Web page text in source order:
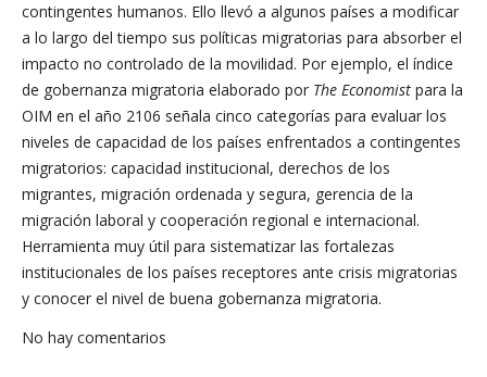
contingentes humanos. Ello llevó a algunos países a modificar
a lo largo del tiempo sus políticas migratorias para absorber el
impacto no controlado de la movilidad. Por ejemplo, el índice
de gobernanza migratoria elaborado por The Economist para la
OIM en el año 2106 señala cinco categorías para evaluar los
niveles de capacidad de los países enfrentados a contingentes
migratorios: capacidad institucional, derechos de los
migrantes, migración ordenada y segura, gerencia de la
migración laboral y cooperación regional e internacional.
Herramienta muy útil para sistematizar las fortalezas
institucionales de los países receptores ante crisis migratorias
y conocer el nivel de buena gobernanza migratoria.
No hay comentarios